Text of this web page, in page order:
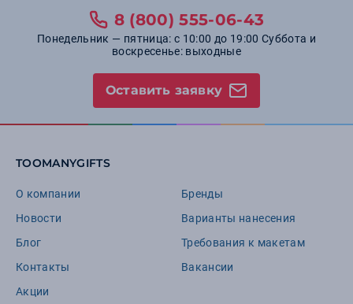
8 (800) 555-06-43
Понедельник — пятница: с 10:00 до 19:00 Суббота и
воскресенье: выходные
Оставить заявку
TOOMANYGIFTS
О компании
Новости
Блог
Контакты
Акции
Бренды
Варианты нанесения
Требования к макетам
Вакансии